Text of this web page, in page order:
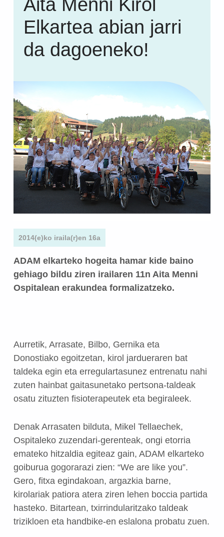
Aita Menni Kirol
Elkartea abian jarri
da dagoeneko!
2014(e)ko iraila(r)en 16a
ADAM elkarteko hogeita hamar kide baino
gehiago bildu ziren irailaren 11n Aita Menni
Ospitalean erakundea formalizatzeko.
Aurretik, Arrasate, Bilbo, Gernika eta
Donostiako egoitzetan, kirol jardueraren bat
taldeka egin eta erregulartasunez entrenatu nahi
zuten hainbat gaitasunetako pertsona-taldeak
osatu zituzten fisioterapeutek eta begiraleek.
Denak Arrasaten bilduta, Mikel Tellaechek,
Ospitaleko zuzendari-gerenteak, ongi etorria
emateko hitzaldia egiteaz gain, ADAM elkarteko
goiburua gogorarazi zien: “We are like you”.
Gero, fitxa egindakoan, argazkia barne,
kirolariak patiora atera ziren lehen boccia partida
hasteko. Bitartean, txirrindularitzako taldeak
trizikloen eta handbike-en eslalona probatu zuen.